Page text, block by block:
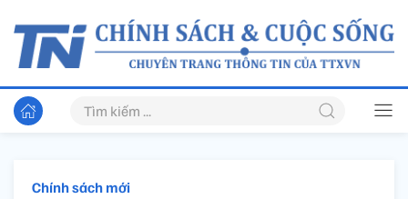
Chính sách mới